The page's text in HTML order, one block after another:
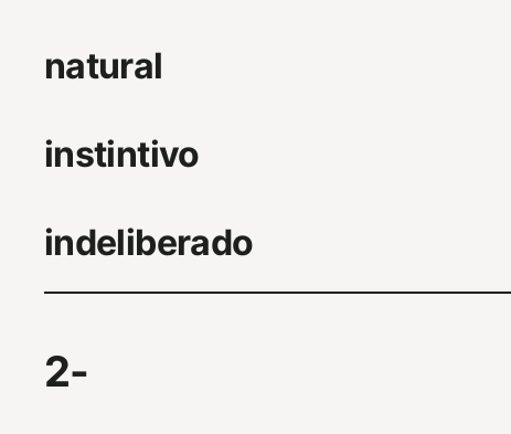
natural
instintivo
indeliberado
2-